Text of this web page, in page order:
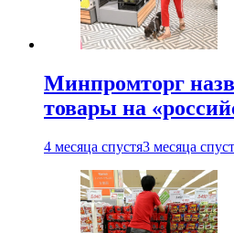
Минпромторг
товары на
4 месяца спустя3 месяца